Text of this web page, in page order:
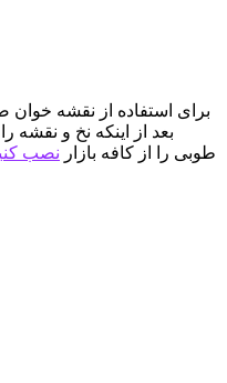
برای استفاده از نقشه خوان
بعد از اینکه نخ و نقشه
طوبی را از کافه بازار نصب